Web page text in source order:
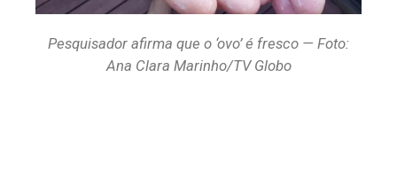
Pesquisador afirma que o ‘ovo’ é fresco — Foto:
Ana Clara Marinho/TV Globo